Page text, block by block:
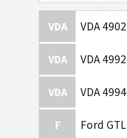
VDA VDA 4902
VDA VDA 4992
VDA VDA 4994
F Ford GTL